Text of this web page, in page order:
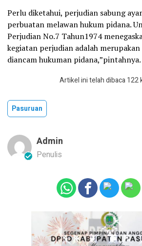
Perlu diketahui, perjudian sabung
perbuatan melawan hukum pidana.
Perjudian No.7 Tahun1974
kegiatan perjudian adalah
diancam hukuman
Artikel ini telah dibaca 122
Pasuruan
Admin
Penulis